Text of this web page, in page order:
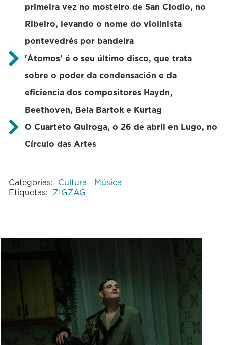
primeira vez no mosteiro de San Clodio, no
Ribeiro, levando o nome do violinista
pontevedrés por bandeira
'Átomos' é o seu último disco, que trata
sobre o poder da condensación e da
eficiencia dos compositores Haydn,
Beethoven, Bela Bartok e Kurtag
O Cuarteto Quiroga, o 26 de abril en Lugo, no
Círculo das Artes
Categorías: Cultura
Música
Etiquetas: ZIGZAG